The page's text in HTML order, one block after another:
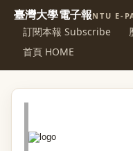
臺灣大學電子報NTU E-
訂閱本報 Subscribe
首頁 HOME